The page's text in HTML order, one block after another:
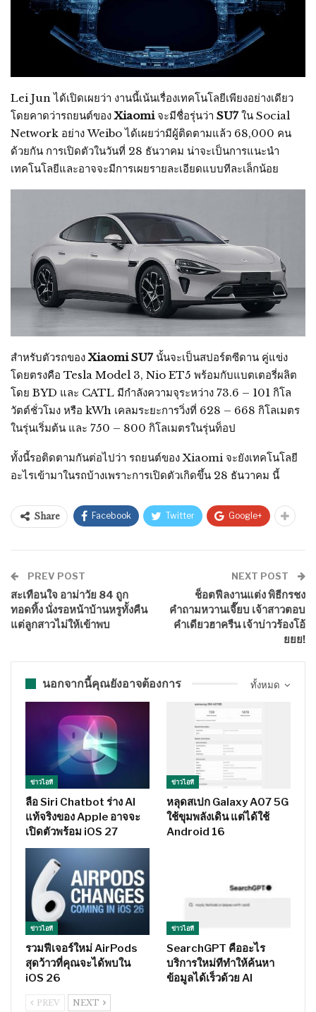
Lei Jun ได้เปิดเผยว่า งานนี้เน้นเรื่องเทคโนโลยีเพียงอย่างเดียว
โดยคาดว่ารถยนต์ของXiaomiจะมีชื่อรุ่นว่า SU7ใน Social
Network อย่าง Weibo ได้เผยว่ามีผู้ติดตามแล้ว 68,000 คน
ด้วยกัน การเปิดตัวในวันที่ 28 ธันวาคม น่าจะเป็นการแนะนำ
เทคโนโลยีและอาจจะมีการเผยรายละเอียดแบบทีละเล็กน้อย
สำหรับตัวรถของXiaomi SU7นั้นจะเป็นสปอร์ตซีดาน คู่แข่ง
โดยตรงคือ Tesla Model 3, Nio ET5 พร้อมกับแบตเตอรี่ผลิต
โดย BYD และ CATL มีกำลังความจุระหว่าง 73.6 – 101 กิโล
วัตต์ชั่วโมง หรือ kWh เคลมระยะการวิ่งที่ 628 – 668 กิโลเมตร
ในรุ่นเริ่มต้น และ 750 – 800 กิโลเมตรในรุ่นท็อป
ทั้งนี้รอติดตามกันต่อไปว่า รถยนต์ของ Xiaomi จะยังเทคโนโลยี
อะไรเข้ามาในรถบ้างเพราะการเปิดตัวเกิดขึ้น 28 ธันวาคม นี้
Share Facebook Twitter Google+
PREV POST
สะเทือนใจ อาม่าวัย 84 ถูก
ทอดทิ้ง นั่งรอหน้าบ้านหรูทั้งคืน
แต่ลูกสาวไม่ให้เข้าพบ
NEXT POST
ช็อตฟีลงานแต่ง พิธีกรชง
คำถามหวานเจี๊ยบ เจ้าสาวตอบ
คำเดียวฮาครืน เจ้าบ่าวร้องโอ้
ยยย!
ทั้งหมด
นอกจากนี้คุณยังอาจต้องการ
ข่าวไอที
ลือ Siri Chatbot ร่าง AI
แท้จริงของ Apple อาจจะ
เปิดตัวพร้อม iOS 27
ข่าวไอที
หลุดสเปก Galaxy A07 5G
ใช้ขุมพลังเดิน แต่ได้ใช้
Android 16
ข่าวไอที
รวมฟีเจอร์ใหม่ AirPods
สุดว้าวที่คุณจะได้พบใน
iOS 26
ข่าวไอที
SearchGPT คืออะไร
บริการใหม่ทีทำให้ค้นหา
ข้อมูลได้เร็วด้วย AI
PREV NEXT